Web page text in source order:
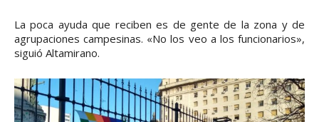
La poca ayuda que reciben es de gente de la zona y de
agrupaciones campesinas. «No los veo a los funcionarios»,
siguió Altamirano.